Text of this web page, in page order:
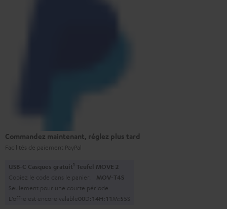
Commandez maintenant, réglez plus tard
Facilités de paiement PayPal
USB-C Casques gratuit1 Teufel MOVE 2
Copiez le code dans le panier. MOV-T4S
Seulement pour une courte période
L’offre est encore valable00D:14H:11M: 54S